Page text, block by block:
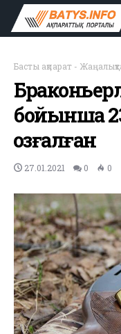
Басты ақпарат -
бойынша
қозғалған
27.01.2021 0 0